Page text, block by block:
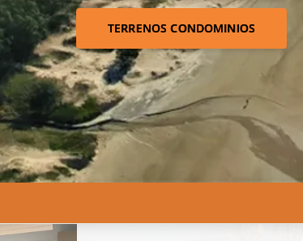
TERRENOS CONDOMINIOS